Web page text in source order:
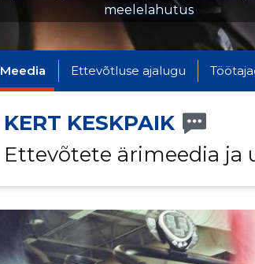
meelelahutus
Meedia Ettevõtluse ajalugu
KERT KESKPAIK
Ettevõtete ärimeedia ja